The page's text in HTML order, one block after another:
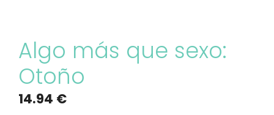
Algo más que sexo:
Otoño
14.94 €